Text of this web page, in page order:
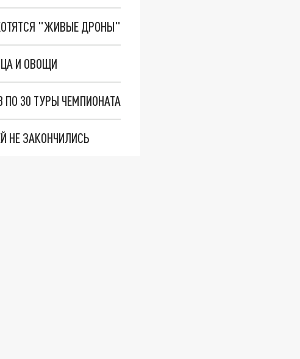
"ЖИВЫЕ ДРОНЫ"
И ОВОЩИ
30 ТУРЫ ЧЕМПИОНАТА
НЕ ЗАКОНЧИЛИСЬ